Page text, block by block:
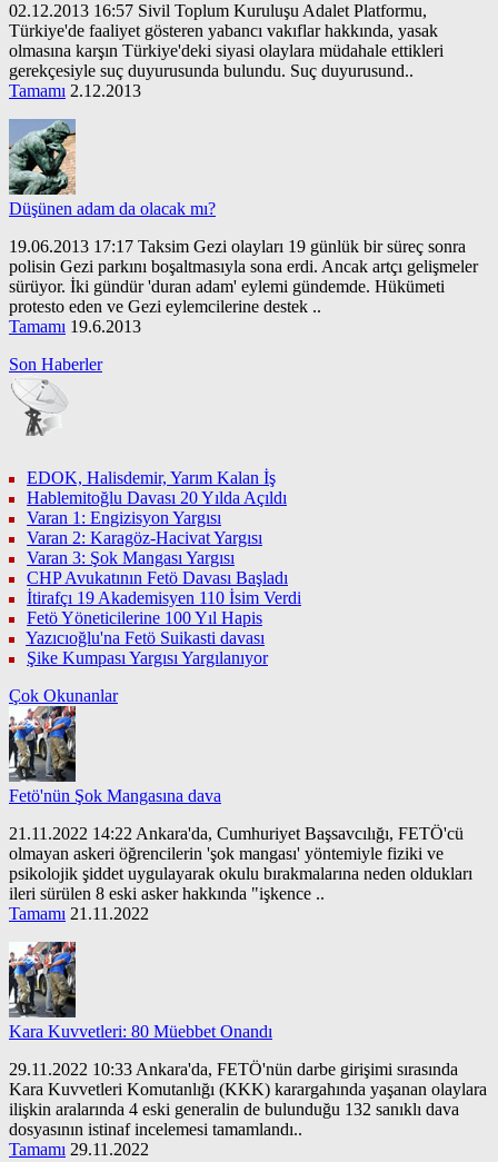
02.12.2013 16:57 Sivil Toplum Kuruluşu Adalet Platformu,
Türkiye'de faaliyet gösteren yabancı vakıflar hakkında, yasak
olmasına karşın Türkiye'deki siyasi olaylara müdahale ettikleri
gerekçesiyle suç duyurusunda bulundu. Suç duyurusund..
Tamamı 2.12.2013
Düşünen adam da olacak mı?
19.06.2013 17:17 Taksim Gezi olayları 19 günlük bir süreç sonra
polisin Gezi parkını boşaltmasıyla sona erdi. Ancak artçı gelişmeler
sürüyor. İki gündür 'duran adam' eylemi gündemde. Hükümeti
protesto eden ve Gezi eylemcilerine destek ..
Tamamı 19.6.2013
Son Haberler
EDOK, Halisdemir, Yarım Kalan İş
Hablemitoğlu Davası 20 Yılda Açıldı
Varan 1: Engizisyon Yargısı
Varan 2: Karagöz-Hacivat Yargısı
Varan 3: Şok Mangası Yargısı
CHP Avukatının Fetö Davası Başladı
İtirafçı 19 Akademisyen 110 İsim Verdi
Fetö Yöneticilerine 100 Yıl Hapis
Yazıcıoğlu'na Fetö Suikasti davası
Şike Kumpası Yargısı Yargılanıyor
Çok Okunanlar
Fetö'nün Şok Mangasına dava
21.11.2022 14:22 Ankara'da, Cumhuriyet Başsavcılığı, FETÖ'cü
olmayan askeri öğrencilerin 'şok mangası' yöntemiyle fiziki ve
psikolojik şiddet uygulayarak okulu bırakmalarına neden oldukları
ileri sürülen 8 eski asker hakkında "işkence ..
Tamamı 21.11.2022
Kara Kuvvetleri: 80 Müebbet Onandı
29.11.2022 10:33 Ankara'da, FETÖ'nün darbe girişimi sırasında
Kara Kuvvetleri Komutanlığı (KKK) karargahında yaşanan olaylara
ilişkin aralarında 4 eski generalin de bulunduğu 132 sanıklı dava
dosyasının istinaf incelemesi tamamlandı..
Tamamı 29.11.2022